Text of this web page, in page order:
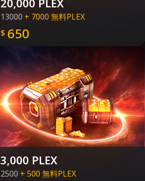
20,000 PLEX
13000 + 7000 無料PLEX
$ 650
3,000 PLEX
2500 + 500 無料PLEX